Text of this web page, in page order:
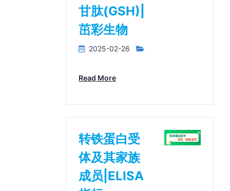
甘肽(GSH)|
茁彩生物
2025-02-26
Read More
转铁蛋白受
体及其家族
成员|ELISA